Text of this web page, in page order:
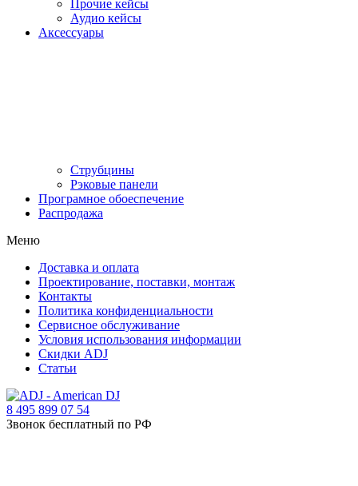
Прочие кейсы
Аудио кейсы
Аксессуары
Струбцины
Рэковые панели
Програмное обоеспечение
Распродажа
Меню
Доставка и оплата
Проектирование, поставки, монтаж
Контакты
Политика конфиденциальности
Сервисное обслуживание
Условия использования информации
Скидки ADJ
Статьи
8 495 899 07 54
Звонок бесплатный по РФ